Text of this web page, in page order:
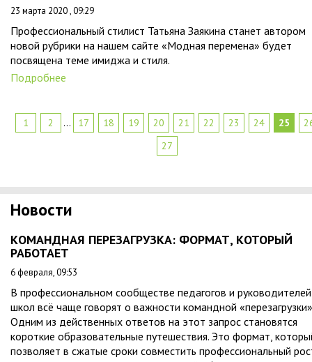
23 марта 2020 , 09:29
Профессиональный стилист Татьяна Заякина станет автором
новой рубрики на нашем сайте «Модная перемена» будет
посвящена теме имиджа и стиля.
Подробнее
1 2 ... 17 18 19 20 21 22 23 24 25
27
Новости
КОМАНДНАЯ ПЕРЕЗАГРУЗКА: ФОРМАТ, КОТОРЫЙ
РАБОТАЕТ
6 февраля, 09:53
В профессиональном сообществе педагогов и руководителей
школ всё чаще говорят о важности командной
Одним из действенных ответов на этот запрос становятся
короткие образовательные путешествия. Это формат,
позволяет в сжатые сроки совместить профессиональный